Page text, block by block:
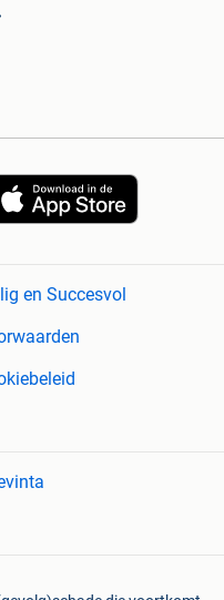
en Succesvol